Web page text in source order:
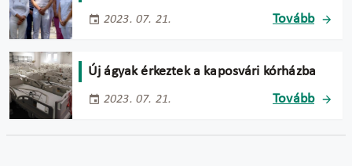
2023. 07. 21. Tovább
Új ágyak érkeztek a kaposvári kórházba
2023. 07. 21. Tovább